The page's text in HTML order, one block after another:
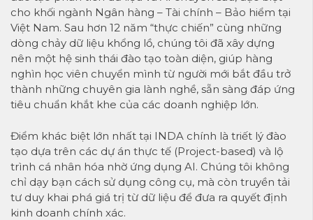
cho khối ngành Ngân hàng – Tài chính – Bảo hiểm tại
Việt Nam. Sau hơn 12 năm “thực chiến” cùng những
dòng chảy dữ liệu khổng lồ, chúng tôi đã xây dựng
nên một hệ sinh thái đào tạo toàn diện, giúp hàng
nghìn học viên chuyển mình từ người mới bắt đầu trở
thành những chuyên gia lành nghề, sẵn sàng đáp ứng
tiêu chuẩn khắt khe của các doanh nghiệp lớn.
Điểm khác biệt lớn nhất tại INDA chính là triết lý đào
tạo dựa trên các dự án thực tế (Project-based) và lộ
trình cá nhân hóa nhờ ứng dụng AI. Chúng tôi không
chỉ dạy bạn cách sử dụng công cụ, mà còn truyền tải
tư duy khai phá giá trị từ dữ liệu để đưa ra quyết định
kinh doanh chính xác.